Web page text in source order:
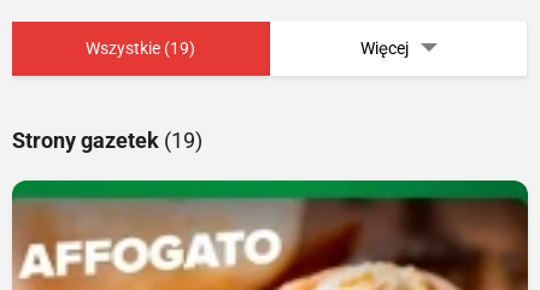
Wszystkie (19) Więcej
Strony gazetek (19)